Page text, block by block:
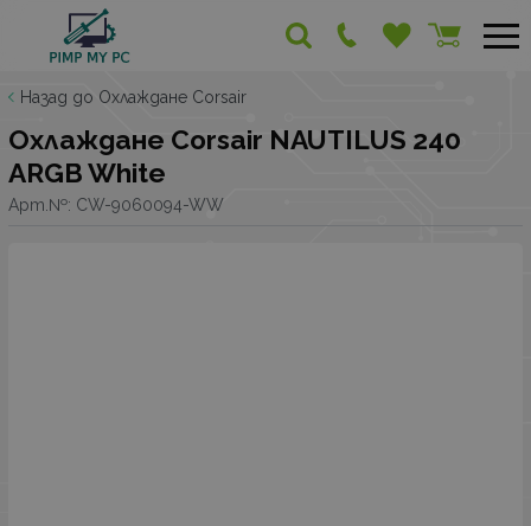
Назад до Охлаждане Corsair
Охлаждане Corsair NAUTILUS 240
ARGB White
Арт.№: CW-9060094-WW